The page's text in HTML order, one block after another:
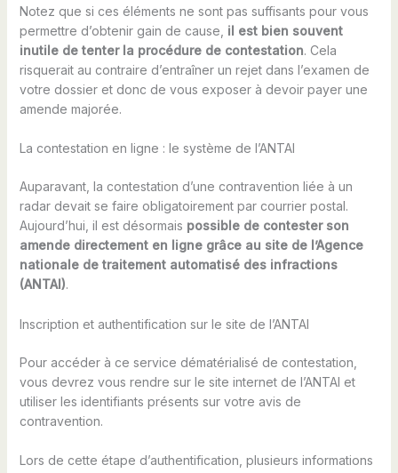
Notez que si ces éléments ne sont pas suffisants pour vous
permettre d’obtenir gain de cause, il est bien souvent
inutile de tenter la procédure de contestation. Cela
risquerait au contraire d’entraîner un rejet dans l’examen de
votre dossier et donc de vous exposer à devoir payer une
amende majorée.
La contestation en ligne : le système de l’ANTAI
Auparavant, la contestation d’une contravention liée à un
radar devait se faire obligatoirement par courrier postal.
Aujourd’hui, il est désormais possible de contester son
amende directement en ligne grâce au site de l’Agence
nationale de traitement automatisé des infractions
(ANTAI).
Inscription et authentification sur le site de l’ANTAI
Pour accéder à ce service dématérialisé de contestation,
vous devrez vous rendre sur le site internet de l’ANTAI et
utiliser les identifiants présents sur votre avis de
contravention.
Lors de cette étape d’authentification, plusieurs informations